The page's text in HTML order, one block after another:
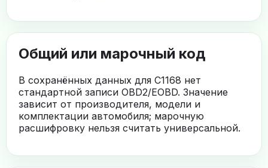
Общий или марочный код
В сохранённых данных для C1168 нет
стандартной записи OBD2/EOBD. Значение
зависит от производителя, модели и
комплектации автомобиля; марочную
расшифровку нельзя считать универсальной.